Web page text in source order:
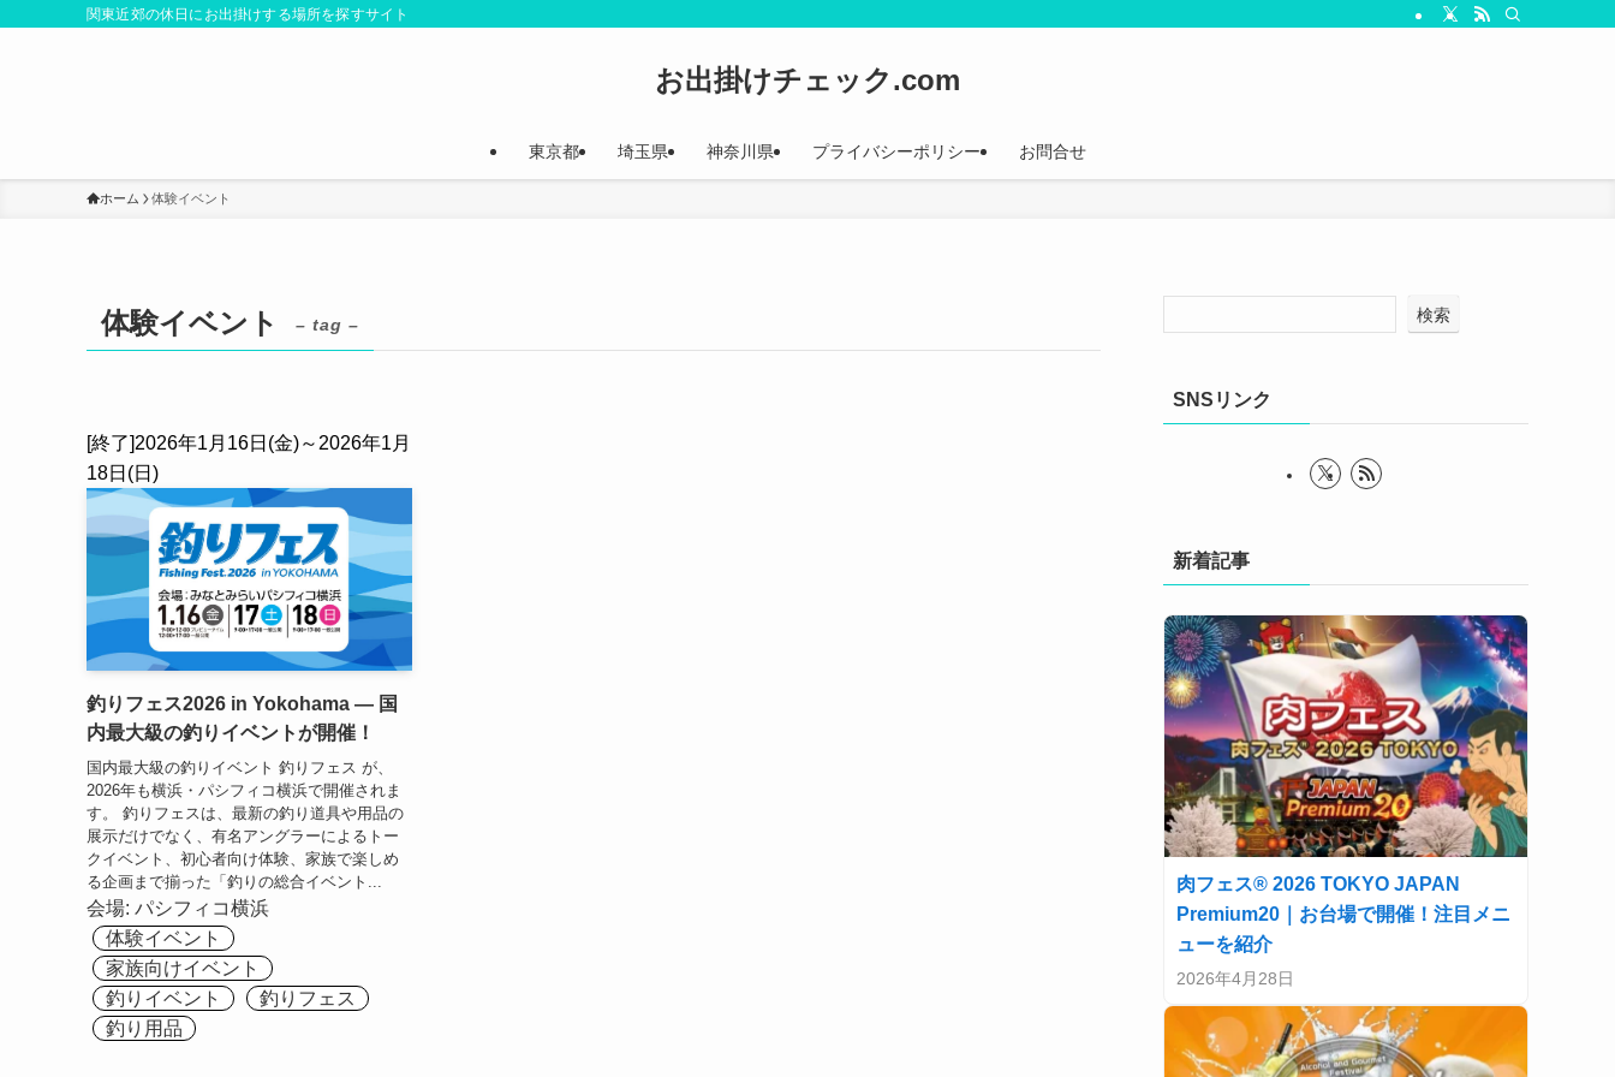
関東近郊の休日にお出掛けする場所を探すサイト
お出掛けチェック.com
東京都 埼玉県 神奈川県 プライバシーポリシー お問合せ
ホーム 体験イベント
体験イベント – tag –
[終了]2026年1月16日(金)～2026年1月
18日(日)
釣りフェス2026 in Yokohama — 国
内最大級の釣りイベントが開催！
国内最大級の釣りイベント 釣りフェス が、
2026年も横浜・パシフィコ横浜で開催されま
す。 釣りフェスは、最新の釣り道具や用品の
展示だけでなく、有名アングラーによるトー
クイベント、初心者向け体験、家族で楽しめ
る企画まで揃った「釣りの総合イベント...
会場: パシフィコ横浜
体験イベント
家族向けイベント
釣りイベント
釣りフェス
釣り用品
検索
SNSリンク
新着記事
肉フェス® 2026 TOKYO JAPAN
Premium20｜お台場で開催！注目メニ
ューを紹介
2026年4月28日